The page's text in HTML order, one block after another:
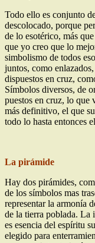
Todo ello es conjunto
descolocado, porque
de lo esotérico, más
que yo creo que lo
simbolismo de todos
juntos, como
dispuestos en cruz,
Símbolos diversos, de
puestos en cruz, lo que
más definitivo, el que
todo lo hasta entonces
La pirámide
Hay dos pirámides,
de los símbolos mas
representar la armonía
de la tierra poblada. La
es esencia del espíritu
elegido para